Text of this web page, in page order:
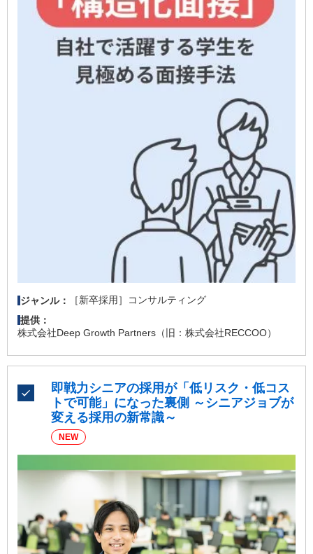
ジャンル：
［新卒採用］コンサルティング
提供：
株式会社Deep Growth Partners（旧：株式会社RECCOO）
即戦力シニアの採用が「低リスク・低コス
トで可能」になった裏側 ～シニアジョブが
変える採用の新常識～
NEW